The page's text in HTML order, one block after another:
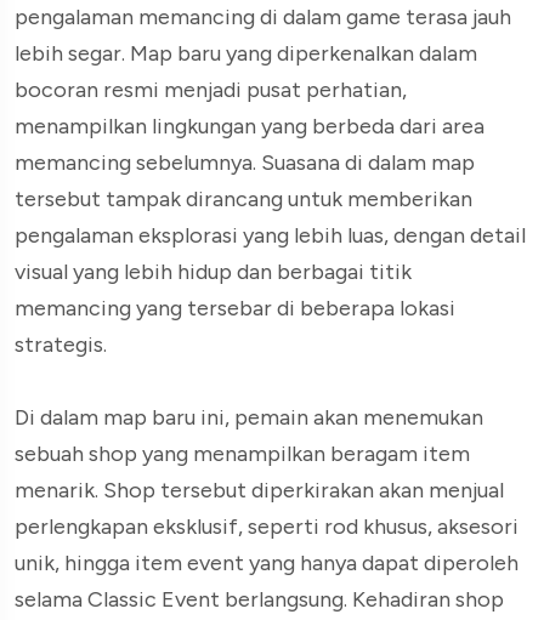
pengalaman memancing di dalam game terasa jauh
lebih segar. Map baru yang diperkenalkan dalam
bocoran resmi menjadi pusat perhatian,
menampilkan lingkungan yang berbeda dari area
memancing sebelumnya. Suasana di dalam map
tersebut tampak dirancang untuk memberikan
pengalaman eksplorasi yang lebih luas, dengan detail
visual yang lebih hidup dan berbagai titik
memancing yang tersebar di beberapa lokasi
strategis.
Di dalam map baru ini, pemain akan menemukan
sebuah shop yang menampilkan beragam item
menarik. Shop tersebut diperkirakan akan menjual
perlengkapan eksklusif, seperti rod khusus, aksesori
unik, hingga item event yang hanya dapat diperoleh
selama Classic Event berlangsung. Kehadiran shop